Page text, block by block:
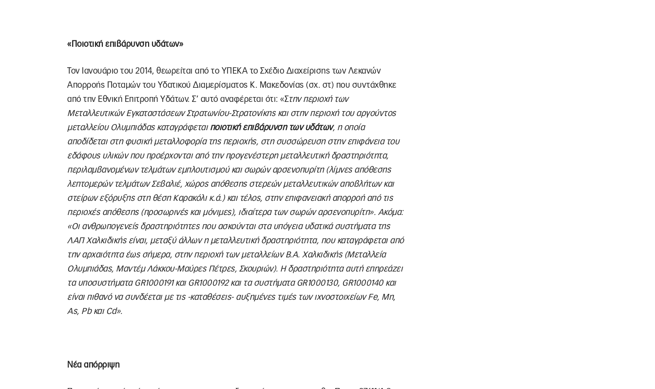
«Ποιοτική επιβάρυνση υδάτων»
Τον Ιανουάριο του 2014, θεωρείται από το ΥΠΕΚΑ το Σχέδιο Διαχείρισης των Λεκανών
Απορροής Ποταμών του Υδατικού Διαμερίσματος Κ. Μακεδονίας (σχ. στ) που συντάχθηκε
από την Εθνική Επιτροπή Υδάτων. Σ’ αυτό αναφέρεται ότι: «Στην περιοχή των
Μεταλλευτικών Εγκαταστάσεων Στρατωνίου-Στρατονίκης και στην περιοχή του αργούντος
μεταλλείου Ολυμπιάδας καταγράφεται ποιοτική επιβάρυνση των υδάτων, η οποία
αποδίδεται στη φυσική μεταλλοφορία της περιοχής, στη συσσώρευση στην επιφάνεια του
εδάφους υλικών που προέρχονται από την προγενέστερη μεταλλευτική δραστηριότητα,
περιλαμβανομένων τελμάτων εμπλουτισμού και σωρών αρσενοπυρίτη (λίμνες απόθεσης
λεπτομερών τελμάτων Σεβαλιέ, χώρος απόθεσης στερεών μεταλλευτικών αποβλήτων και
στείρων εξόρυξης στη θέση Καρακόλι κ.ά.) και τέλος, στην επιφανειακή απορροή από τις
περιοχές απόθεσης (προσωρινές και μόνιμες), ιδιαίτερα των σωρών αρσενοπυρίτη». Ακόμα:
«Οι ανθρωπογενείς δραστηριότητες που ασκούνται στα υπόγεια υδατικά συστήματα της
ΛΑΠ Χαλκιδικής είναι, μεταξύ άλλων η μεταλλευτική δραστηριότητα, που καταγράφεται από
την αρχαιότητα έως σήμερα, στην περιοχή των μεταλλείων Β.Α. Χαλκιδικής (Μεταλλεία
Ολυμπιάδας, Μαντέμ Λάκκου-Μαύρες Πέτρες, Σκουριών). Η δραστηριότητα αυτή επηρεάζει
τα υποσυστήματα GR1000191 και GR1000192 και τα συστήματα GR1000130, GR1000140 και
είναι πιθανό να συνδέεται με τις -καταθέσεις- αυξημένες τιμές των ιχνοστοιχείων Fe, Mn,
As, Pb και Cd».
Νέα απόρριψη